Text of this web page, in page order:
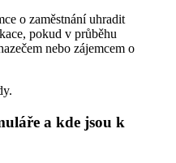
o zaměstnání uhradit
pokud v průběhu
nebo zájemcem o
a kde jsou k